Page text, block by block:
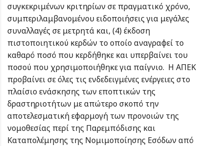
συγκεκριμένων κριτηρίων σε πραγματικό χρόνο,
συμπεριλαμβανομένου ειδοποιήσεις για μεγάλες
συναλλαγές σε μετρητά και, (4) έκδοση
πιστοποιητικού κερδών το οποίο αναγραφεί το
καθαρό ποσό που κερδήθηκε και υπερβαίνει του
ποσού που χρησιμοποιήθηκε για παίγνιο. Η ΑΠΕΚ
προβαίνει σε όλες τις ενδεδειγμένες ενέργειες στο
πλαίσιο ενάσκησης των εποπτικών της
δραστηριοτήτων με απώτερο σκοπό την
αποτελεσματική εφαρμογή των προνοιών της
νομοθεσίας περί της Παρεμπόδισης και
Καταπολέμησης της Νομιμοποίησης Εσόδων από